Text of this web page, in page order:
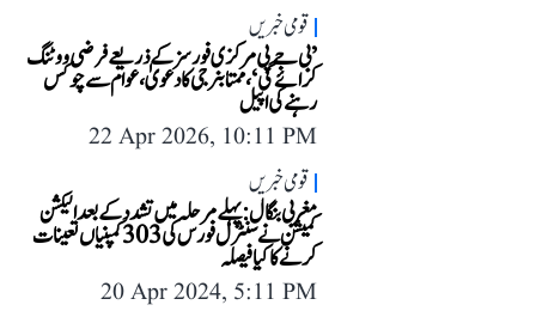
قومی خبریں
’بی جے پی مرکزی فورسز کے ذریعے فرضی ووٹنگ
کرائے گی‘، ممتا بنرجی کا دعویٰ، عوام سے چوکس
رہنے کی اپیل
22 Apr 2026, 10:11 PM
قومی خبریں
مغربی بنگال: پہلے مرحلہ میں تشدد کے بعد الیکشن
کمیشن نے سنٹرل فورس کی 303 کمپنیاں تعینات
کرنے کا کیا فیصلہ
20 Apr 2024, 5:11 PM